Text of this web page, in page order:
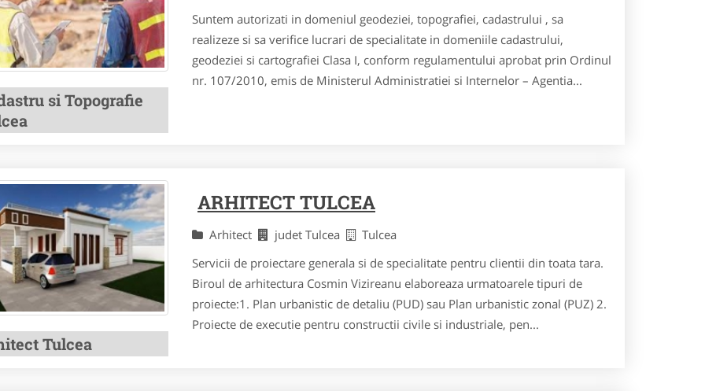
si Topografie
Suntem autorizati in domeniul geodeziei, topografiei, cadastrului , sa
realizeze si sa verifice lucrari de specialitate in domeniile cadastrului,
geodeziei si cartografiei Clasa I, conform regulamentului aprobat prin Ordinul
nr. 107/2010, emis de Ministerul Administratiei si Internelor – Agentia...
Tulcea
ARHITECT TULCEA
Arhitect judet Tulcea
Tulcea
Servicii de proiectare generala si de specialitate pentru clientii din toata tara.
Biroul de arhitectura Cosmin Vizireanu elaboreaza urmatoarele tipuri de
proiecte:1. Plan urbanistic de detaliu (PUD) sau Plan urbanistic zonal (PUZ) 2.
Proiecte de executie pentru constructii civile si industriale, pen...